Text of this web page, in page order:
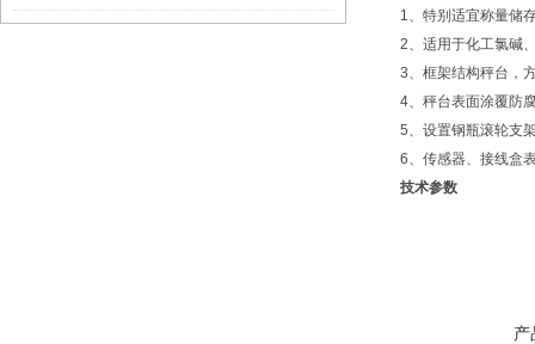
1、特别适宜称量储
2、适用于化工氯碱
3、框架结构秤台，
4、秤台表面涂覆防
5、设置钢瓶滚轮支
6、传感器、接线盒
技术参数
产